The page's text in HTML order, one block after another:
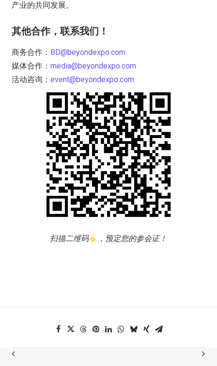
产业的共同发展。
其他合作，联系我们！
商务合作： BD@beyondexpo.com
媒体合作： media@beyondexpo.com
活动咨询： event@beyondexpo.com
扫描二维码 ，预定您的参会证！